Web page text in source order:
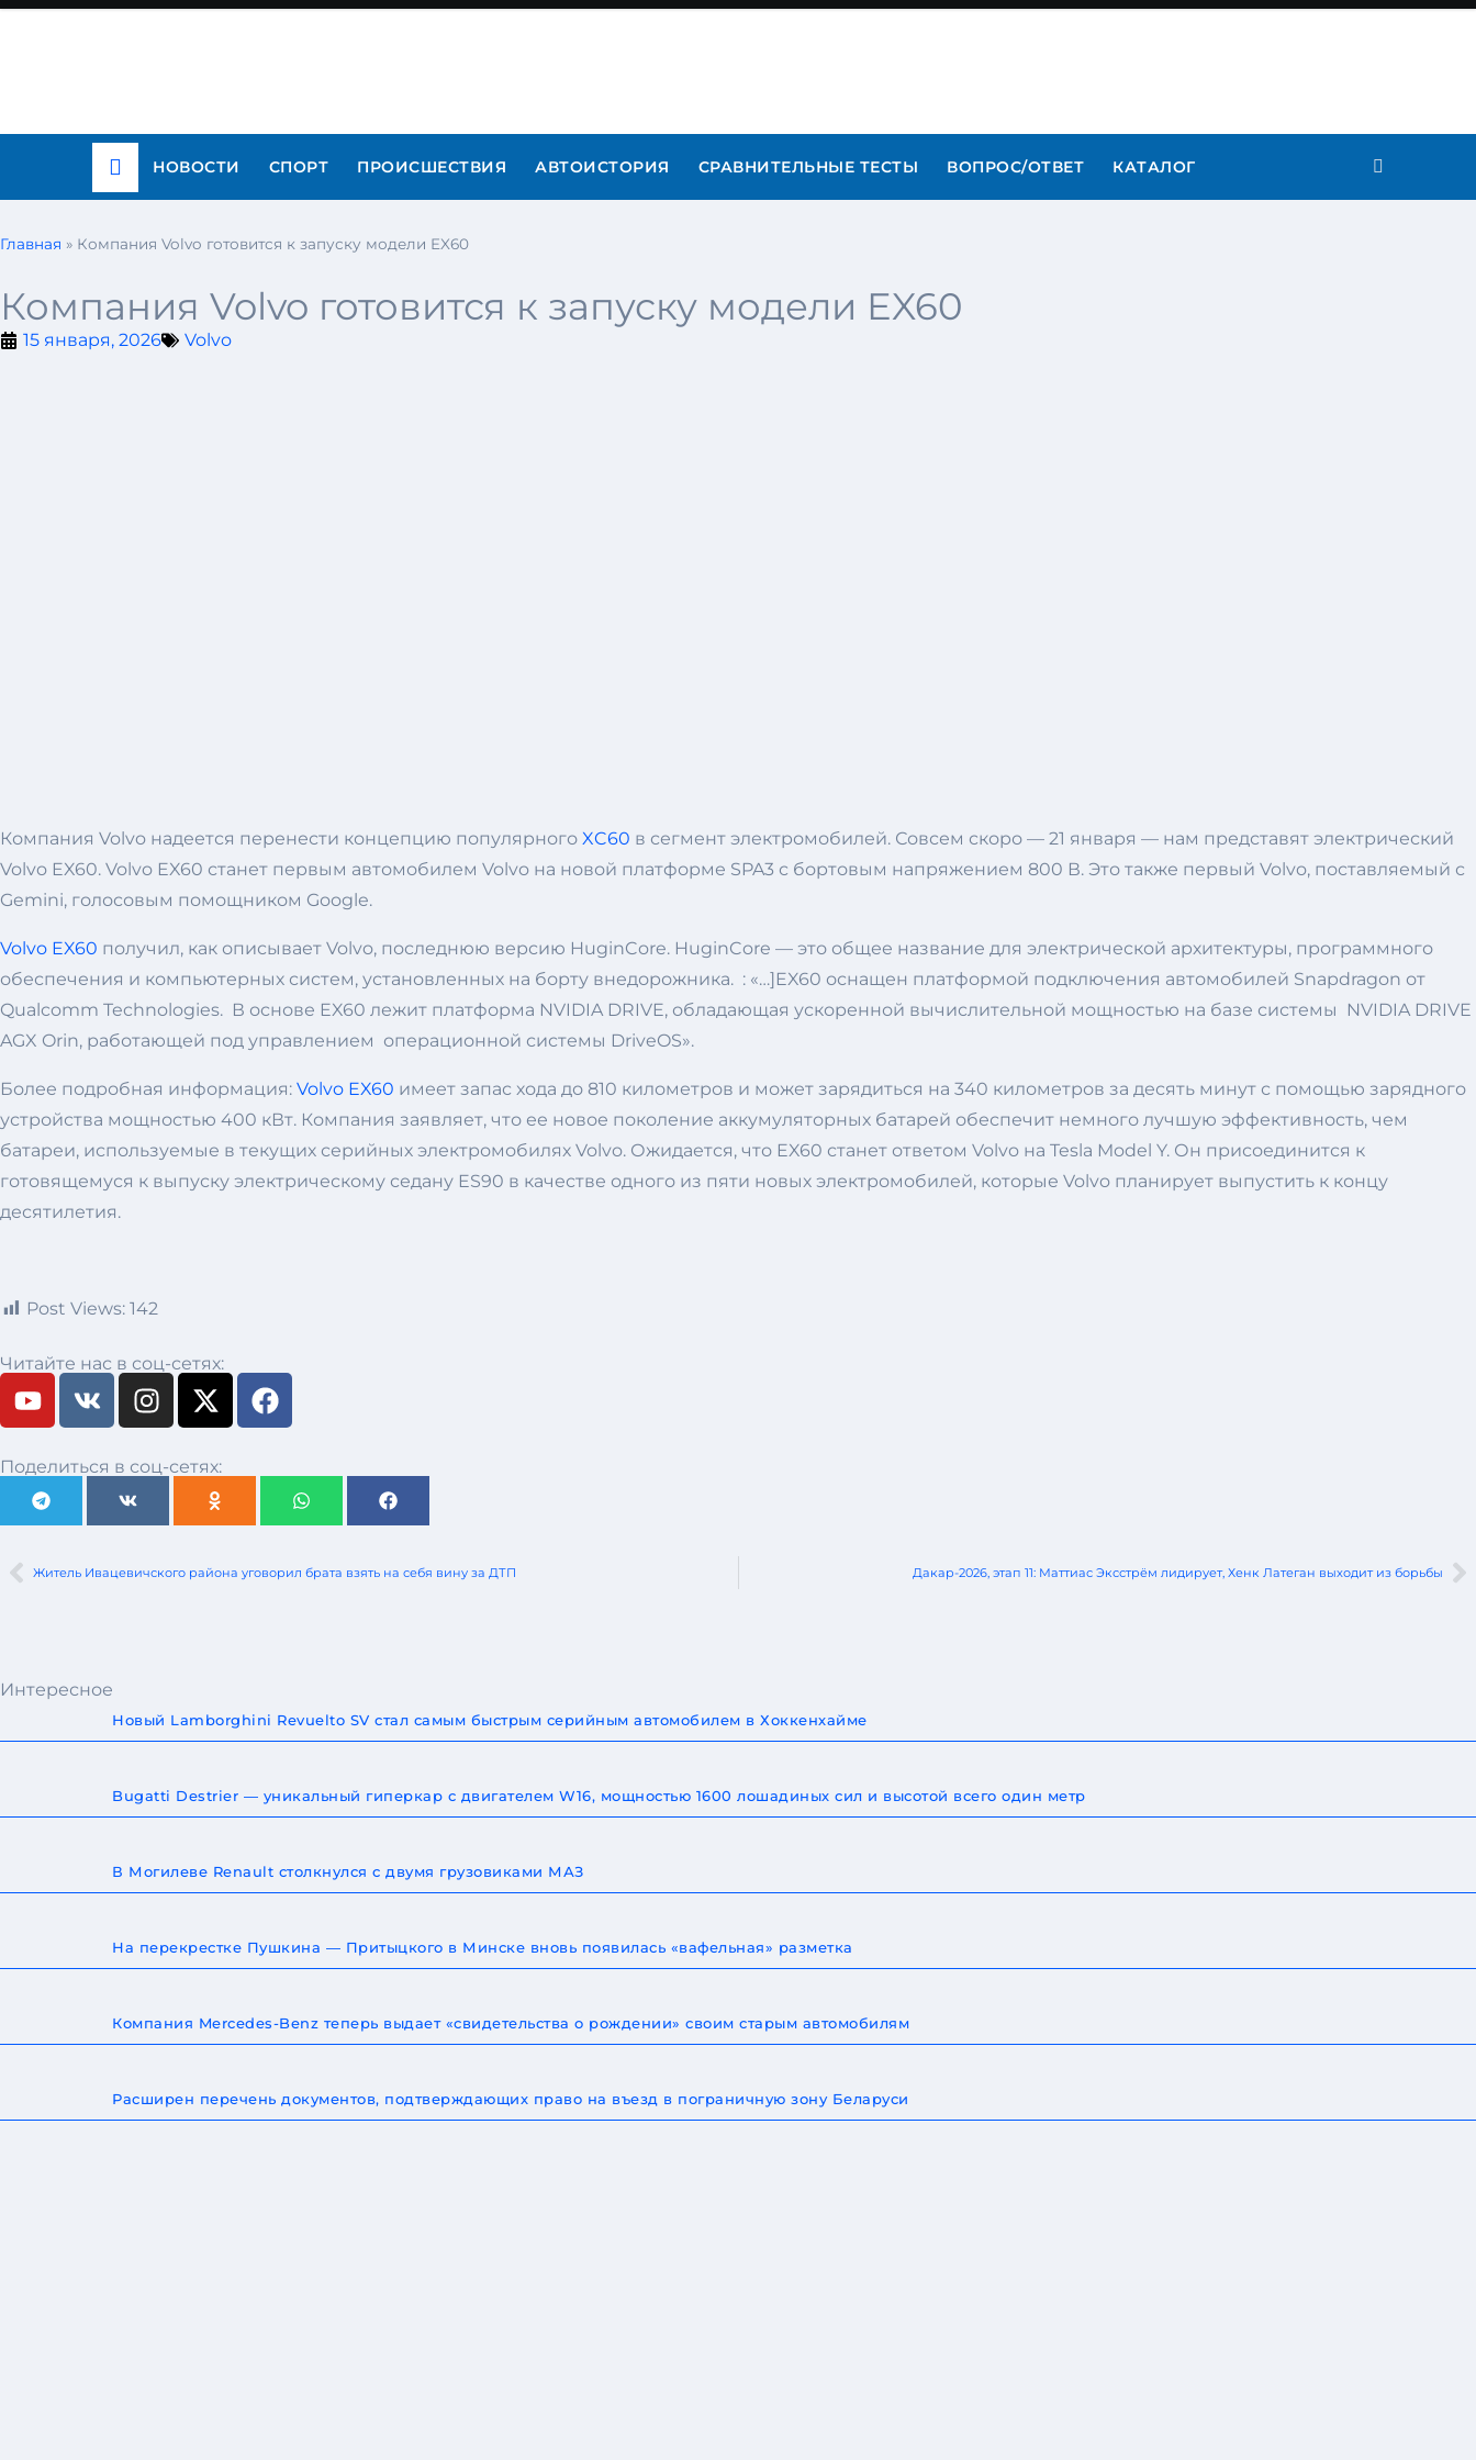
НОВОСТИ СПОРТ ПРОИСШЕСТВИЯ АВТОИСТОРИЯ СРАВНИТЕЛЬНЫЕ ТЕСТЫ ВОПРОС/ОТВЕТ КАТАЛОГ
Главная » Компания Volvo готовится к запуску модели EX60
Компания Volvo готовится к запуску модели EX60
15 января, 2026 Volvo
Компания Volvo надеется перенести концепцию популярного XC60 в сегмент электромобилей. Совсем скоро — 21 января — нам представят электрический
Volvo EX60. Volvo EX60 станет первым автомобилем Volvo на новой платформе SPA3 с бортовым напряжением 800 В. Это также первый Volvo, поставляемый с
Gemini, голосовым помощником Google.
Volvo EX60 получил, как описывает Volvo, последнюю версию HuginCore. HuginCore — это общее название для электрической архитектуры, программного
обеспечения и компьютерных систем, установленных на борту внедорожника. : «…]EX60 оснащен платформой подключения автомобилей Snapdragon от
Qualcomm Technologies. В основе EX60 лежит платформа NVIDIA DRIVE, обладающая ускоренной вычислительной мощностью на базе системы NVIDIA DRIVE
AGX Orin, работающей под управлением операционной системы DriveOS».
Более подробная информация: Volvo EX60 имеет запас хода до 810 километров и может зарядиться на 340 километров за десять минут с помощью зарядного
устройства мощностью 400 кВт. Компания заявляет, что ее новое поколение аккумуляторных батарей обеспечит немного лучшую эффективность, чем
батареи, используемые в текущих серийных электромобилях Volvo. Ожидается, что EX60 станет ответом Volvo на Tesla Model Y. Он присоединится к
готовящемуся к выпуску электрическому седану ES90 в качестве одного из пяти новых электромобилей, которые Volvo планирует выпустить к концу
десятилетия.
Post Views: 142
Читайте нас в соц-сетях:
Поделиться в соц-сетях:
Житель Ивацевичского района уговорил брата взять на себя вину за ДТП Дакар-2026, этап 11: Маттиас Эксстрём лидирует, Хенк Латеган выходит из борьбы
Интересное
Новый Lamborghini Revuelto SV стал самым быстрым серийным автомобилем в Хоккенхайме
Bugatti Destrier — уникальный гиперкар с двигателем W16, мощностью 1600 лошадиных сил и высотой всего один метр
В Могилеве Renault столкнулся с двумя грузовиками МАЗ
На перекрестке Пушкина — Притыцкого в Минске вновь появилась «вафельная» разметка
Компания Mercedes-Benz теперь выдает «свидетельства о рождении» своим старым автомобилям
Расширен перечень документов, подтверждающих право на въезд в пограничную зону Беларуси